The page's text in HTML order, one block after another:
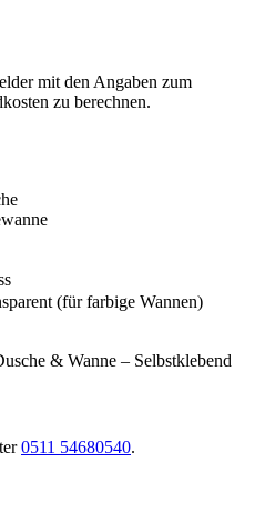
mit den Angaben zum
zu berechnen.
(für farbige Wannen)
& Wanne – Selbstklebend
0511 54680540.